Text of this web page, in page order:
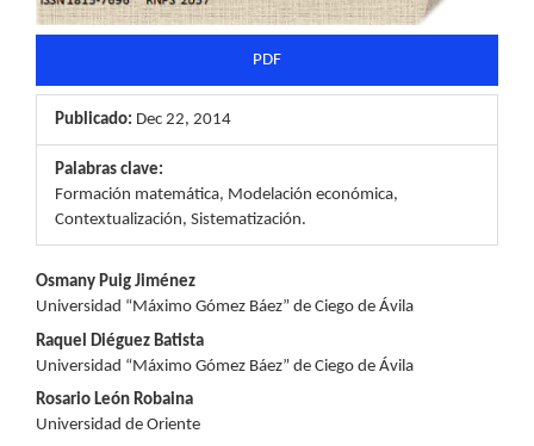
PDF
Publicado: Dec 22, 2014
Palabras clave:
Formación matemática, Modelación económica,
Contextualización, Sistematización.
Contenido
principal
del
artículo
Osmany Puig Jiménez
Universidad “Máximo Gómez Báez” de Ciego de Ávila
Raquel Diéguez Batista
Universidad “Máximo Gómez Báez” de Ciego de Ávila
Rosario León Robaina
Universidad de Oriente